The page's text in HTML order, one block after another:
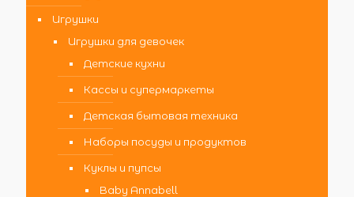
Игрушки
Игрушки для девочек
Детские кухни
Кассы и супермаркеты
Детская бытовая техника
Наборы посуды и продуктов
Куклы и пупсы
Baby Annabell